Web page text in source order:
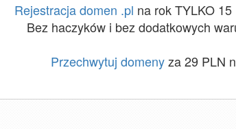
Rejestracja domen .pl na rok TYLKO
Bez haczyków i bez dodatkowych
Przechwytuj domenyza 29 PLN